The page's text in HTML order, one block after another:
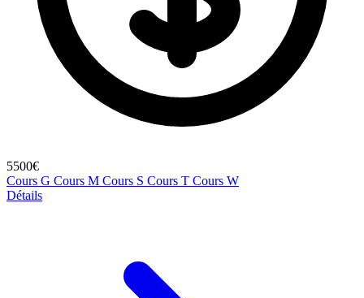
5500€
Cours G Cours M Cours S Cours T Cours W
Détails